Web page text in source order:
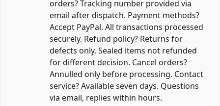
orders? Tracking number provided via
email after dispatch. Payment methods?
Accept PayPal. All transactions processed
securely. Refund policy? Returns for
defects only. Sealed items not refunded
for different decision. Cancel orders?
Annulled only before processing. Contact
service? Available seven days. Questions
via email, replies within hours.